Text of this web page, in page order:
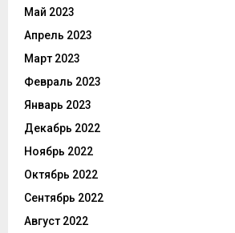
Май 2023
Апрель 2023
Март 2023
Февраль 2023
Январь 2023
Декабрь 2022
Ноябрь 2022
Октябрь 2022
Сентябрь 2022
Август 2022